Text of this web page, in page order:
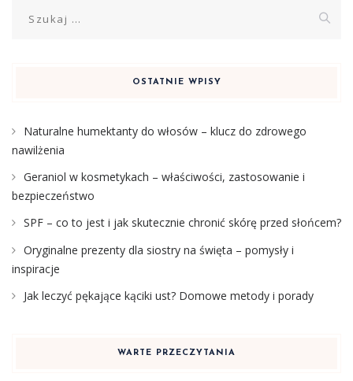
OSTATNIE WPISY
Naturalne humektanty do włosów – klucz do zdrowego
nawilżenia
Geraniol w kosmetykach – właściwości, zastosowanie i
bezpieczeństwo
SPF – co to jest i jak skutecznie chronić skórę przed słońcem?
Oryginalne prezenty dla siostry na święta – pomysły i
inspiracje
Jak leczyć pękające kąciki ust? Domowe metody i porady
WARTE PRZECZYTANIA